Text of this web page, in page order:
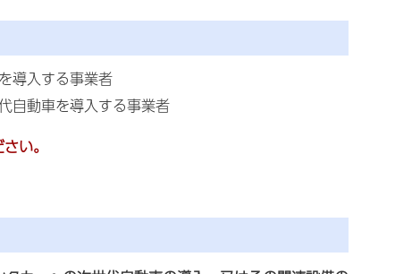
導入する事業者
自動車を導入する事業者
い。